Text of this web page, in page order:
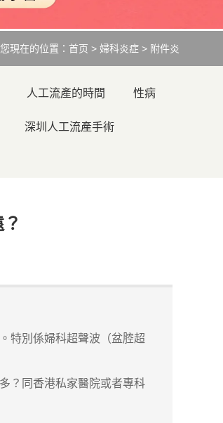
您現在的位置： 首页 > 婦科炎症 > 附件炎
人工流產的時間 性病
深圳人工流產手術
特別係婦科超聲波（盆腔超
？同香港私家醫院或者專科